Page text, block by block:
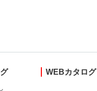
WEBカタログ